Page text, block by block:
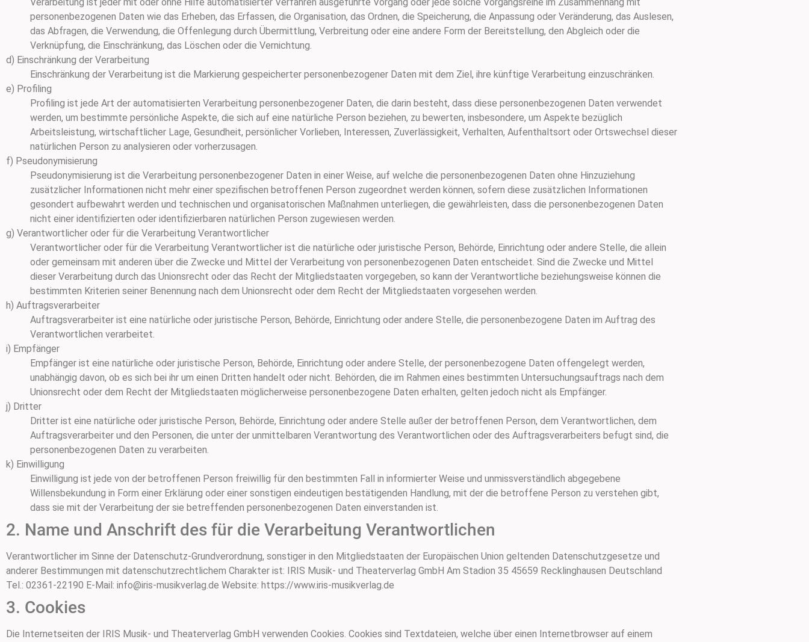
Verarbeitung ist jeder mit oder ohne Hilfe automatisierter Verfahren ausgeführte Vorgang oder jede solche Vorgangsreihe im Zusammenhang mit
personenbezogenen Daten wie das Erheben, das Erfassen, die Organisation, das Ordnen, die Speicherung, die Anpassung oder Veränderung, das Auslesen,
das Abfragen, die Verwendung, die Offenlegung durch Übermittlung, Verbreitung oder eine andere Form der Bereitstellung, den Abgleich oder die
Verknüpfung, die Einschränkung, das Löschen oder die Vernichtung.
d) Einschränkung der Verarbeitung
Einschränkung der Verarbeitung ist die Markierung gespeicherter personenbezogener Daten mit dem Ziel, ihre künftige Verarbeitung einzuschränken.
e) Profiling
Profiling ist jede Art der automatisierten Verarbeitung personenbezogener Daten, die darin besteht, dass diese personenbezogenen Daten verwendet
werden, um bestimmte persönliche Aspekte, die sich auf eine natürliche Person beziehen, zu bewerten, insbesondere, um Aspekte bezüglich
Arbeitsleistung, wirtschaftlicher Lage, Gesundheit, persönlicher Vorlieben, Interessen, Zuverlässigkeit, Verhalten, Aufenthaltsort oder Ortswechsel dieser
natürlichen Person zu analysieren oder vorherzusagen.
f) Pseudonymisierung
Pseudonymisierung ist die Verarbeitung personenbezogener Daten in einer Weise, auf welche die personenbezogenen Daten ohne Hinzuziehung
zusätzlicher Informationen nicht mehr einer spezifischen betroffenen Person zugeordnet werden können, sofern diese zusätzlichen Informationen
gesondert aufbewahrt werden und technischen und organisatorischen Maßnahmen unterliegen, die gewährleisten, dass die personenbezogenen Daten
nicht einer identifizierten oder identifizierbaren natürlichen Person zugewiesen werden.
g) Verantwortlicher oder für die Verarbeitung Verantwortlicher
Verantwortlicher oder für die Verarbeitung Verantwortlicher ist die natürliche oder juristische Person, Behörde, Einrichtung oder andere Stelle, die allein
oder gemeinsam mit anderen über die Zwecke und Mittel der Verarbeitung von personenbezogenen Daten entscheidet. Sind die Zwecke und Mittel
dieser Verarbeitung durch das Unionsrecht oder das Recht der Mitgliedstaaten vorgegeben, so kann der Verantwortliche beziehungsweise können die
bestimmten Kriterien seiner Benennung nach dem Unionsrecht oder dem Recht der Mitgliedstaaten vorgesehen werden.
h) Auftragsverarbeiter
Auftragsverarbeiter ist eine natürliche oder juristische Person, Behörde, Einrichtung oder andere Stelle, die personenbezogene Daten im Auftrag des
Verantwortlichen verarbeitet.
i) Empfänger
Empfänger ist eine natürliche oder juristische Person, Behörde, Einrichtung oder andere Stelle, der personenbezogene Daten offengelegt werden,
unabhängig davon, ob es sich bei ihr um einen Dritten handelt oder nicht. Behörden, die im Rahmen eines bestimmten Untersuchungsauftrags nach dem
Unionsrecht oder dem Recht der Mitgliedstaaten möglicherweise personenbezogene Daten erhalten, gelten jedoch nicht als Empfänger.
j) Dritter
Dritter ist eine natürliche oder juristische Person, Behörde, Einrichtung oder andere Stelle außer der betroffenen Person, dem Verantwortlichen, dem
Auftragsverarbeiter und den Personen, die unter der unmittelbaren Verantwortung des Verantwortlichen oder des Auftragsverarbeiters befugt sind, die
personenbezogenen Daten zu verarbeiten.
k) Einwilligung
Einwilligung ist jede von der betroffenen Person freiwillig für den bestimmten Fall in informierter Weise und unmissverständlich abgegebene
Willensbekundung in Form einer Erklärung oder einer sonstigen eindeutigen bestätigenden Handlung, mit der die betroffene Person zu verstehen gibt,
dass sie mit der Verarbeitung der sie betreffenden personenbezogenen Daten einverstanden ist.
2. Name und Anschrift des für die Verarbeitung Verantwortlichen
Verantwortlicher im Sinne der Datenschutz-Grundverordnung, sonstiger in den Mitgliedstaaten der Europäischen Union geltenden Datenschutzgesetze und
anderer Bestimmungen mit datenschutzrechtlichem Charakter ist: IRIS Musik- und Theaterverlag GmbH Am Stadion 35 45659 Recklinghausen Deutschland
Tel.: 02361-22190 E-Mail: info@iris-musikverlag.de Website: https://www.iris-musikverlag.de
3. Cookies
Die Internetseiten der IRIS Musik- und Theaterverlag GmbH verwenden Cookies. Cookies sind Textdateien, welche über einen Internetbrowser auf einem